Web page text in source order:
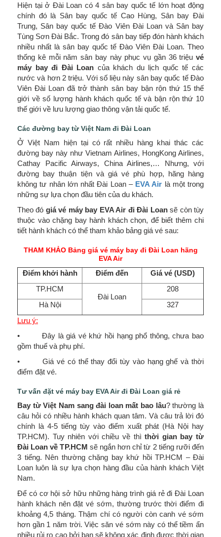
Hiện tại ở Đài Loan có 4 sân bay quốc tế lớn hoạt động
chính đó là Sân bay quốc tế Cao Hùng, Sân bay Đài
Trung, Sân bay quốc tế Đào Viên Đài Loan và Sân bay
Tùng Sơn Đài Bắc. Trong đó sân bay tiếp đón hành khách
nhiều nhất là sân bay quốc tế Đào Viên Đài Loan. Theo
thống kê mỗi năm sân bay này phục vụ gần 36 triệu vé
máy bay đi Đài Loan của khách du lịch quốc tế các
nước và hơn 2 triệu. Với số liệu này sân bay quốc tế Đào
Viên Đài Loan đã trở thành sân bay bận rộn thứ 15 thế
giới về số lượng hành khách quốc tế và bận rộn thứ 10
thế giới về lưu lượng giao thông vận tải quốc tế.
Các đường bay từ Việt Nam đi Đài Loan
Ở Việt Nam hiện tại có rất nhiều hàng khai thác các
đường bay này như Vietnam Airlines, HongKong Airlines,
Cathay Pacific Airways, China Airlines,… Nhưng, với
đường bay thuận tiện và giá vé phù hợp, hãng hàng
không tư nhân lớn nhất Đài Loan – EVA Air là một trong
những sự lựa chọn đầu tiên của du khách.
Theo đó giá vé máy bay EVA Air đi Đài Loansẽ còn tùy
thuộc vào chặng bay hành khách chọn, để biết thêm chi
tiết hành khách có thể tham khảo bảng giá vé sau:
THAM KHẢO Bảng giá vé máy bay đi Đài Loan hãng
EVA Air
Điểm khởi hành Điểm đến
Giá vé (USD)
TP.HCM
Đài Loan
208
Hà Nội
327
Lưu ý:
• Đây là giá vé khứ hồi hạng phổ thông, chưa bao
gồm thuế và phụ phí.
• Giá vé có thể thay đổi tùy vào hạng ghế và thời
điểm đặt vé.
Tư vấn đặt vé máy bay EVA Air đi Đài Loan giá rẻ
Bay từ Việt Nam sang đài loan mất bao lâu? thường là
câu hỏi có nhiều hành khách quan tâm. Và câu trả lời đó
chính là 4-5 tiếng tùy vào điểm xuất phát (Hà Nội hay
TP.HCM). Tuy nhiên với chiều về thìthời gian bay từ
Đài Loan về TP.HCM sẽ ngắn hơn chỉ từ 2 tiếng rưỡi đến
3 tiếng. Nên thường chặng bay khứ hồi TP.HCM – Đài
Loan luôn là sự lựa chọn hàng đầu của hành khách Việt
Nam.
Để có cơ hội sở hữu những hàng trình giá rẻ đi Đài Loan
hành khách nên đặt vé sớm, thường trước thời điểm đi
khoảng 4,5 tháng. Thậm chí có người còn canh vé sớm
hơn gần 1 năm trời. Việc săn vé sớm này có thể tiềm ẩn
nhiều rủi ro cao bởi bạn sẽ không xác định được thời gian